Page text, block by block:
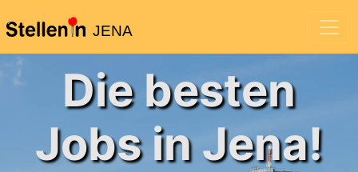
JENA
Die besten
Jobs in Jena!